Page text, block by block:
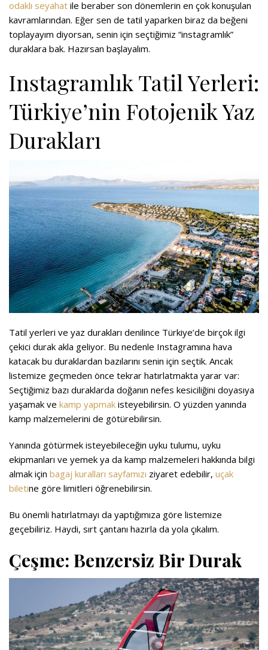
odaklı seyahat ile beraber son dönemlerin en çok konuşulan
kavramlarından. Eğer sen de tatil yaparken biraz da beğeni
toplayayım diyorsan, senin için seçtiğimiz “instagramlık”
duraklara bak. Hazırsan başlayalım.
Instagramlık Tatil Yerleri:
Türkiye’nin Fotojenik Yaz
Durakları
Tatil yerleri ve yaz durakları denilince Türkiye’de birçok ilgi
çekici durak akla geliyor. Bu nedenle Instagramına hava
katacak bu duraklardan bazılarını senin için seçtik. Ancak
listemize geçmeden önce tekrar hatırlatmakta yarar var:
Seçtiğimiz bazı duraklarda doğanın nefes kesiciliğini doyasıya
yaşamak ve kamp yapmak isteyebilirsin. O yüzden yanında
kamp malzemelerini de götürebilirsin.
Yanında götürmek isteyebileceğin uyku tulumu, uyku
ekipmanları ve yemek ya da kamp malzemeleri hakkında bilgi
almak için bagaj kuralları sayfamızı ziyaret edebilir, uçak
biletine göre limitleri öğrenebilirsin.
Bu önemli hatırlatmayı da yaptığımıza göre listemize
geçebiliriz. Haydi, sırt çantanı hazırla da yola çıkalım.
Çeşme: Benzersiz Bir Durak